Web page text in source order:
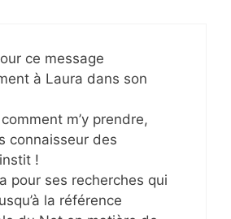
ce message
à Laura dans son
m’y prendre,
connaisseur des
!
pour ses recherches qui
la référence